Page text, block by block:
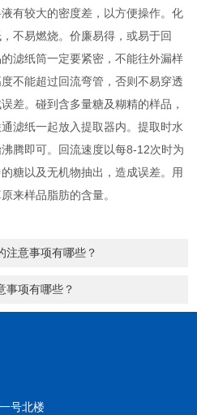
有较大的密度差，以方便操作。化
不易燃烧。价廉易得，或易于回
滤纸筒一定要紧密，不能往外漏样
不能超过回流弯管，否则不易穿透
差。碰到含多量糖及糊精的样品，
滤纸一起放入提取器内。提取时水
腾即可。回流速度以每8-12次时为
糖以及无机物抽出，造成误差。用
来样品脂肪的含量。
注意事项有哪些？
事项有哪些？
号北楼